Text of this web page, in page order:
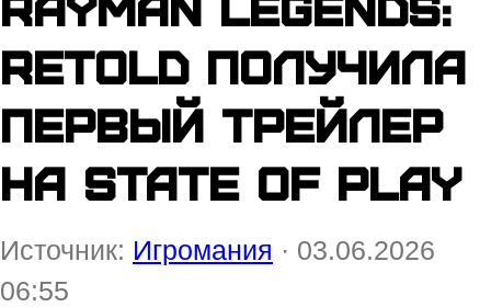
Retold получила
первый трейлер
на State of Play
Источник: Игромания · 03.06.2026
06:55